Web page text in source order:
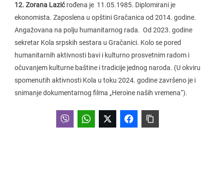
12. Zorana Lazićrođena je 11.05.1985. Diplomirani je
ekonomista. Zaposlena u opštini Gračanica od 2014. godine.
Angažovana na polju humanitarnog rada. Od 2023. godine
sekretar Kola srpskih sestara u Gračanici. Kolo se pored
humanitarnih aktivnosti bavi i kulturno prosvetnim radom i
očuvanjem kulturne baštine i tradicije jednog naroda. (U okviru
spomenutih aktivnosti Kola u toku 2024. godine završeno je i
snimanje dokumentarnog filma „Heroine naših vremena“).